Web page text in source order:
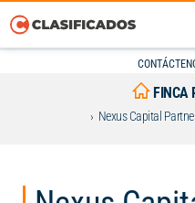
FINCA
Nexus Capital